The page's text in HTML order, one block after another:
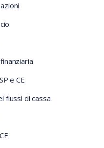
e CE
flussi di cassa